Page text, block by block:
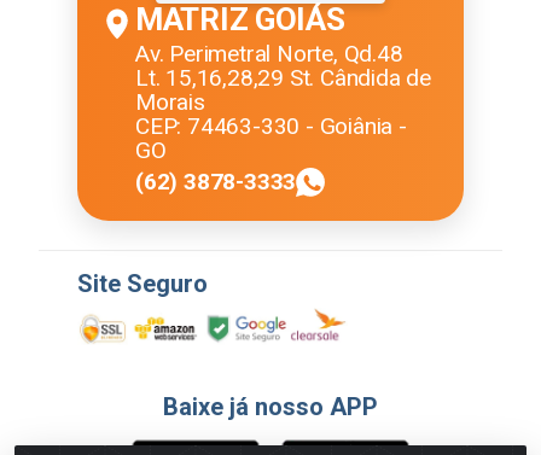
MATRIZ GOIÁS
Av. Perimetral Norte, Qd.48
Lt. 15,16,28,29 St. Cândida de
Morais
CEP: 74463-330 - Goiânia -
GO
(62) 3878-3333
Site Seguro
Baixe já nosso APP